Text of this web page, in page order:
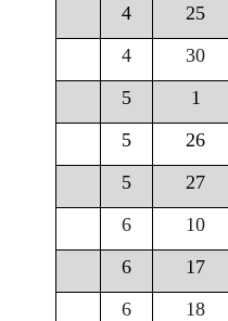
4
25
4
30
5
1
5
26
5
27
6
10
6
17
6
18